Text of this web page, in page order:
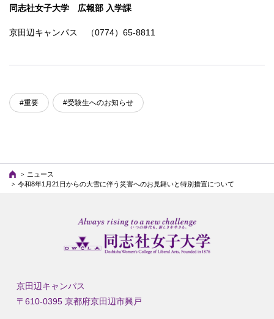
同志社女子大学 広報部 入学課
京田辺キャンパス （0774）65-8811
#重要 #受験生へのお知らせ
ニュース
令和8年1月21日からの大雪に伴う災害へのお見舞いと特別措置について
京田辺キャンパス
〒610-0395 京都府京田辺市興戸